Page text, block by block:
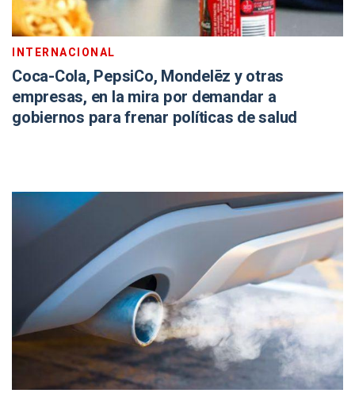
INTERNACIONAL
Coca-Cola, PepsiCo, Mondelēz y otras
empresas, en la mira por demandar a
gobiernos para frenar políticas de salud